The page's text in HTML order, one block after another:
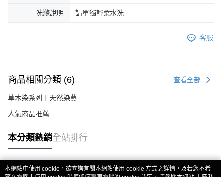
洗滌說明 請單獨輕柔水洗
客服
商品相關分類 (6) 查看全部
草木染系列︱天然染藝
人氣商品推薦
本分類熱銷全站排行
本網站中使用 cookie，欲查詢有關本網站使用 cookie 方式之詳情，及若您不希